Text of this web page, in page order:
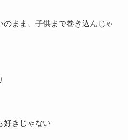
のまま、子供まで巻き込んじゃ
好きじゃない